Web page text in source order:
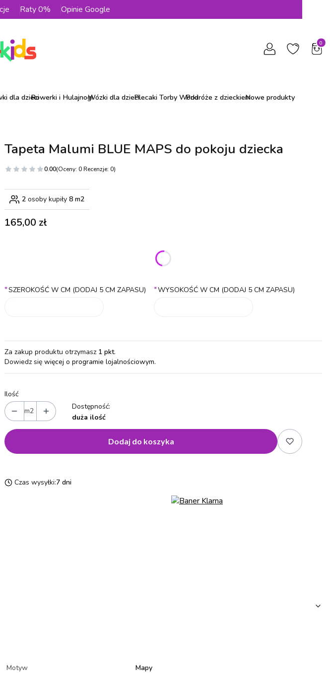
Raty 0% Opinie Google
dla dzieciRowerki i HulajnogiWózki dla dzieciPlecaki Torby WorkiPodróże z dzieckiemNowe produkty
Tapeta Malumi BLUE MAPS do pokoju dziecka
0.00(Oceny: 0 Recenzje: 0)
2 osoby kupiły 8 m2
Cena
165,00 zł
*SZEROKOŚĆ W CM (DODAJ 5 CM ZAPASU) *WYSOKOŚĆ W CM (DODAJ 5 CM ZAPASU)
Za zakup produktu otrzymasz 1 pkt.
Dowiedz się więcej o programie lojalnościowym.
Ilość
m2
Dostępność:
duża ilość
Dodaj do koszyka
Czas wysyłki:7 dni
Motyw
Mapy